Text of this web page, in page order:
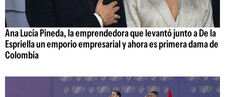
Ana Lucía Pineda, la emprendedora que levantó junto a De la
Espriella un emporio empresarial y ahora es primera dama de
Colombia